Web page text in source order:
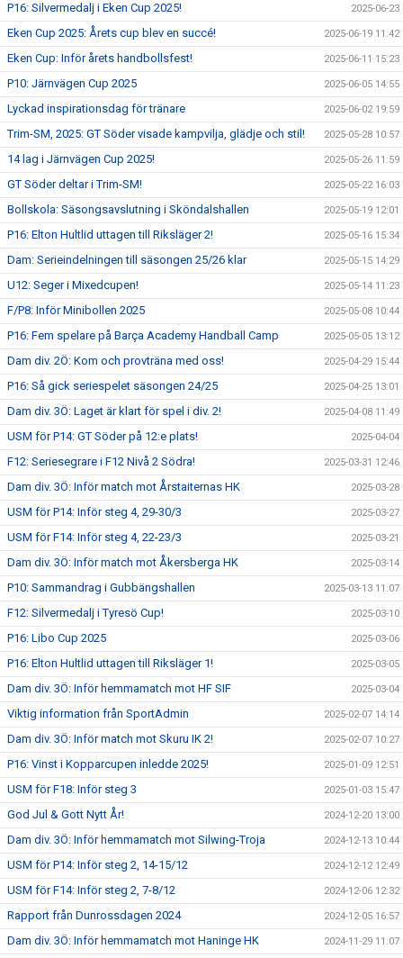
P16: Silvermedalj i Eken Cup 2025! 2025-06-23
Eken Cup 2025: Årets cup blev en succé! 2025-06-19 11:42
Eken Cup: Inför årets handbollsfest! 2025-06-11 15:23
P10: Järnvägen Cup 2025 2025-06-05 14:55
Lyckad inspirationsdag för tränare 2025-06-02 19:59
Trim-SM, 2025: GT Söder visade kampvilja, glädje och stil! 2025-05-28 10:57
14 lag i Järnvägen Cup 2025! 2025-05-26 11:59
GT Söder deltar i Trim-SM! 2025-05-22 16:03
Bollskola: Säsongsavslutning i Sköndalshallen 2025-05-19 12:01
P16: Elton Hultlid uttagen till Riksläger 2! 2025-05-16 15:34
Dam: Serieindelningen till säsongen 25/26 klar 2025-05-15 14:29
U12: Seger i Mixedcupen! 2025-05-14 11:23
F/P8: Inför Minibollen 2025 2025-05-08 10:44
P16: Fem spelare på Barça Academy Handball Camp 2025-05-05 13:12
Dam div. 2Ö: Kom och provträna med oss! 2025-04-29 15:44
P16: Så gick seriespelet säsongen 24/25 2025-04-25 13:01
Dam div. 3Ö: Laget är klart för spel i div. 2! 2025-04-08 11:49
USM för P14: GT Söder på 12:e plats! 2025-04-04
F12: Seriesegrare i F12 Nivå 2 Södra! 2025-03-31 12:46
Dam div. 3Ö: Inför match mot Årstaiternas HK 2025-03-28
USM för P14: Inför steg 4, 29-30/3 2025-03-27
USM för F14: Inför steg 4, 22-23/3 2025-03-21
Dam div. 3Ö: Inför match mot Åkersberga HK 2025-03-14
P10: Sammandrag i Gubbängshallen 2025-03-13 11:07
F12: Silvermedalj i Tyresö Cup! 2025-03-10
P16: Libo Cup 2025 2025-03-06
P16: Elton Hultlid uttagen till Riksläger 1! 2025-03-05
Dam div. 3Ö: Inför hemmamatch mot HF SIF 2025-03-04
Viktig information från SportAdmin 2025-02-07 14:14
Dam div. 3Ö: Inför match mot Skuru IK 2! 2025-02-07 10:27
P16: Vinst i Kopparcupen inledde 2025! 2025-01-09 12:51
USM för F18: Inför steg 3 2025-01-03 15:47
God Jul & Gott Nytt År! 2024-12-20 13:00
Dam div. 3Ö: Inför hemmamatch mot Silwing-Troja 2024-12-13 10:44
USM för P14: Inför steg 2, 14-15/12 2024-12-12 12:49
USM för F14: Inför steg 2, 7-8/12 2024-12-06 12:32
Rapport från Dunrossdagen 2024 2024-12-05 16:57
Dam div. 3Ö: Inför hemmamatch mot Haninge HK 2024-11-29 11:07